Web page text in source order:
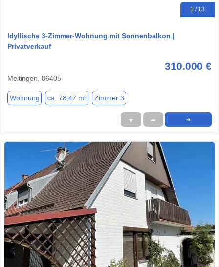
1 / 13
Idyllische 3-Zimmer-Wohnung mit Sonnenbalkon |
Privatverkauf
310.000 €
Meitingen, 86405
Wohnung ca. 78,47 m² Zimmer 3
★ ➦ ➜